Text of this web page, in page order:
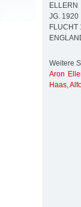
ELLERN
JG. 1920
FLUCHT
Weitere
Aron
Haas,